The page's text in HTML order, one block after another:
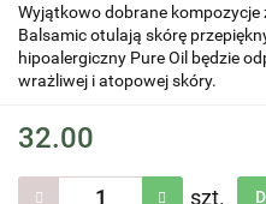
Wyjątkowo dobrane
Balsamic otulają skórę
hipoalergiczny Pure Oil będzie
wrażliwej i atopowej skóry.
32.00
szt.